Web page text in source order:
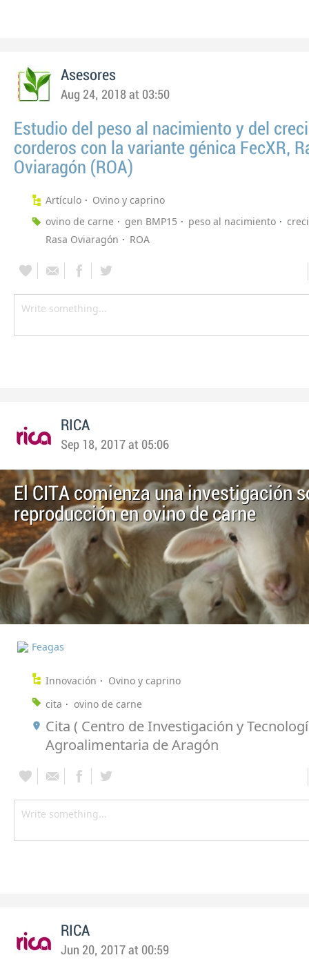
Asesores
Aug 24, 2018 at 03:50
Estudio del peso al nacimiento y del
corderos con la variante génica FecXR,
Oviaragón (ROA)
Artículo
Ovino y caprino
ovino de carne
gen BMP15 peso al nacimiento
Rasa Oviaragón
ROA
RICA
Sep 18, 2017 at 05:06
El CITA comienza una investigación
reproducción en ovino de carne
Feagas
Innovación
Ovino y caprino
cita
ovino de carne
Cita ( Centro de Investigación y
Agroalimentaria de Aragón
RICA
Jun 20, 2017 at 00:59